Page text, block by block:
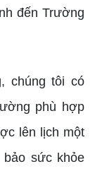
đến Trường
chúng tôi có
phù hợp
lên lịch một
sức khỏe